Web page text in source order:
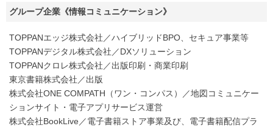
グループ企業《情報コミュニケーション》
TOPPANエッジ株式会社／ハイブリッドBPO、セキュア事業等
TOPPANデジタル株式会社／DXソリューション
TOPPANクロレ株式会社／出版印刷・商業印刷
東京書籍株式会社／出版
株式会社ONE COMPATH（ワン・コンパス）／地図コミュニケー
ションサイト・電子アプリサービス運営
株式会社BookLive／電子書籍ストア事業及び、電子書籍配信プラ